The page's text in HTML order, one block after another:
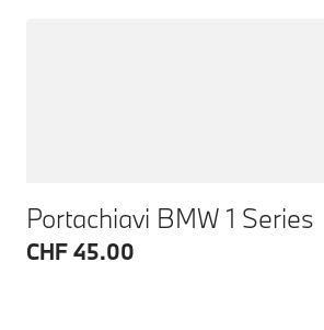
Portachiavi BMW 1 Series
CHF 45.00